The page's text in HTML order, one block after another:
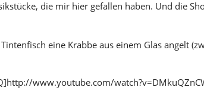
die mir hier gefallen haben. Und die
eine Krabbe aus einem Glas angelt
www.youtube.com/